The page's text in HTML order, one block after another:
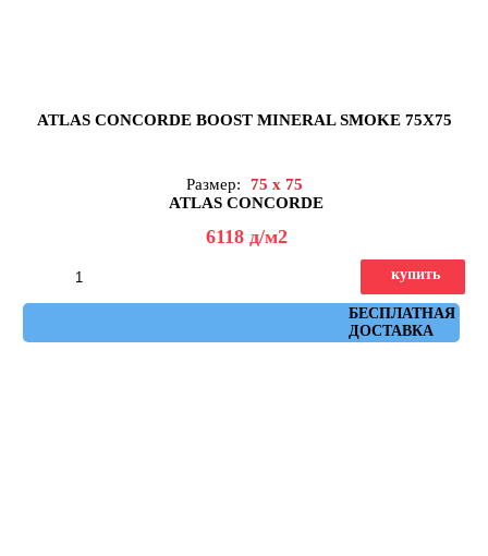
ATLAS CONCORDE BOOST MINERAL SMOKE 75X75
Размер:
75 x 75
ATLAS CONCORDE
6118 д/м2
БЕСПЛАТНАЯ
ДОСТАВКА
купить